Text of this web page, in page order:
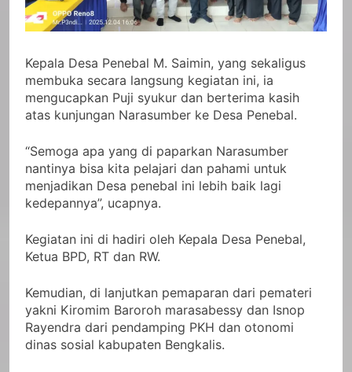
Kepala Desa Penebal M. Saimin, yang sekaligus
membuka secara langsung kegiatan ini, ia
mengucapkan Puji syukur dan berterima kasih
atas kunjungan Narasumber ke Desa Penebal.
“Semoga apa yang di paparkan Narasumber
nantinya bisa kita pelajari dan pahami untuk
menjadikan Desa penebal ini lebih baik lagi
kedepannya”, ucapnya.
Kegiatan ini di hadiri oleh Kepala Desa Penebal,
Ketua BPD, RT dan RW.
Kemudian, di lanjutkan pemaparan dari pemateri
yakni Kiromim Baroroh marasabessy dan Isnop
Rayendra dari pendamping PKH dan otonomi
dinas sosial kabupaten Bengkalis.